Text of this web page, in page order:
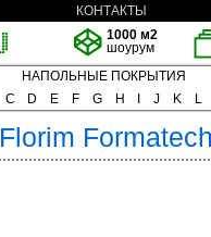
КОНТАКТЫ
1000 м2
шоурум
НАПОЛЬНЫЕ ПОКРЫТИЯ
C D E F G H J K L
Florim